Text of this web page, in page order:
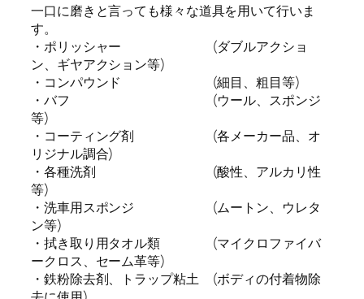
一口に磨きと言っても様々な道具を用いて行いま
す。
・ポリッシャー (ダブルアクショ
ン、ギヤアクション等)
・コンパウンド (細目、粗目等)
・バフ (ウール、スポンジ
等)
・コーティング剤 (各メーカー品、オ
リジナル調合)
・各種洗剤 (酸性、アルカリ性
等)
・洗車用スポンジ (ムートン、ウレタ
ン等)
・拭き取り用タオル類 (マイクロファイバ
ークロス、セーム革等)
・鉄粉除去剤、トラップ粘土 (ボディの付着物除